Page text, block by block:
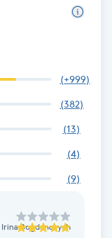
(+999)
(382)
(13)
(4)
(9)
Irina Bogdanovych